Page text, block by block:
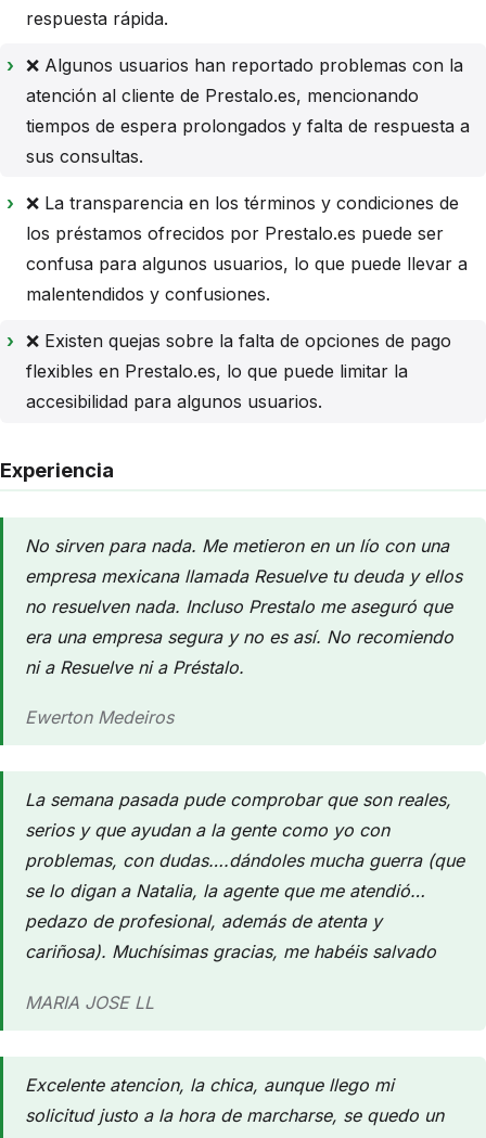
respuesta rápida.
❌ Algunos usuarios han reportado problemas con la
atención al cliente de Prestalo.es, mencionando
tiempos de espera prolongados y falta de respuesta a
sus consultas.
❌ La transparencia en los términos y condiciones de
los préstamos ofrecidos por Prestalo.es puede ser
confusa para algunos usuarios, lo que puede llevar a
malentendidos y confusiones.
❌ Existen quejas sobre la falta de opciones de pago
flexibles en Prestalo.es, lo que puede limitar la
accesibilidad para algunos usuarios.
Experiencia
No sirven para nada. Me metieron en un lío con una
empresa mexicana llamada Resuelve tu deuda y ellos
no resuelven nada. Incluso Prestalo me aseguró que
era una empresa segura y no es así. No recomiendo
ni a Resuelve ni a Préstalo.
Ewerton Medeiros
La semana pasada pude comprobar que son reales,
serios y que ayudan a la gente como yo con
problemas, con dudas….dándoles mucha guerra (que
se lo digan a Natalia, la agente que me atendió…
pedazo de profesional, además de atenta y
cariñosa). Muchísimas gracias, me habéis salvado
MARIA JOSE LL
Excelente atencion, la chica, aunque llego mi
solicitud justo a la hora de marcharse, se quedo un